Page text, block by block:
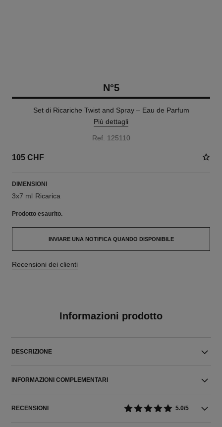
N°5
Set di Ricariche Twist and Spray – Eau de Parfum
Più dettagli
Ref. 125110
105 CHF
DIMENSIONI
3x7 ml Ricarica
Prodotto esaurito.
INVIARE UNA NOTIFICA QUANDO DISPONIBILE
Recensioni dei clienti
Informazioni prodotto
DESCRIZIONE
INFORMAZIONI COMPLEMENTARI
RECENSIONI 5.0/5